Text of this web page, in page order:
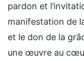
pardon et
manifestation de
et le don de la
une œuvre au